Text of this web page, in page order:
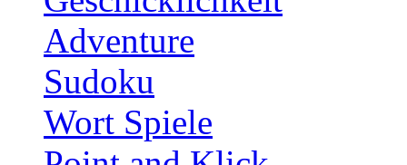
Adventure
Sudoku
Wort Spiele